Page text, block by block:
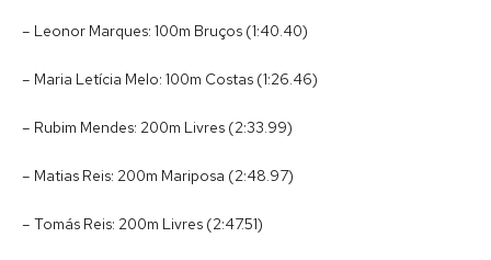
– Leonor Marques: 100m Bruços (1:40.40)
– Maria Letícia Melo: 100m Costas (1:26.46)
– Rubim Mendes: 200m Livres (2:33.99)
– Matias Reis: 200m Mariposa (2:48.97)
– Tomás Reis: 200m Livres (2:47.51)